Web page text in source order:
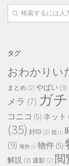
タグ
おわかりい
まとめ (2) やばい (3)
メラ (7) ガチ
コニコ (5) ネット
(35) 封印 (2) 指 (1)
(9) 海外 (1) 物件(5)
解説 (3) 遺影 (2) 閲